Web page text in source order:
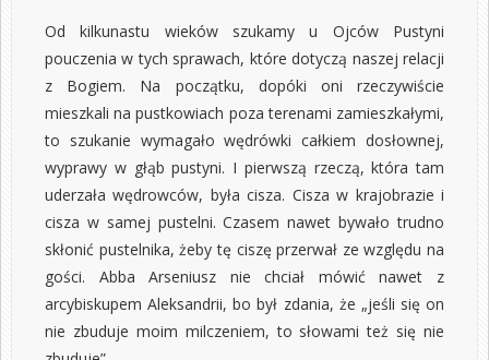
Od kilkunastu wieków szukamy u Ojców Pustyni
pouczenia w tych sprawach, które dotyczą naszej relacji
z Bogiem. Na początku, dopóki oni rzeczywiście
mieszkali na pustkowiach poza terenami zamieszkałymi,
to szukanie wymagało wędrówki całkiem dosłownej,
wyprawy w głąb pustyni. I pierwszą rzeczą, która tam
uderzała wędrowców, była cisza. Cisza w krajobrazie i
cisza w samej pustelni. Czasem nawet bywało trudno
skłonić pustelnika, żeby tę ciszę przerwał ze względu na
gości. Abba Arseniusz nie chciał mówić nawet z
arcybiskupem Aleksandrii, bo był zdania, że „jeśli się on
nie zbuduje moim milczeniem, to słowami też się nie